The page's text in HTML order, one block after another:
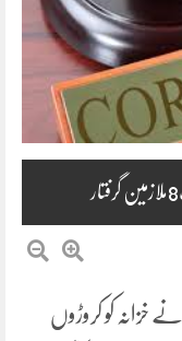
خزانہ کو کروڑوں